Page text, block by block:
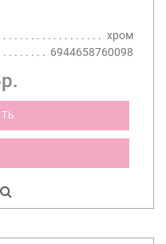
хром
6944658760098